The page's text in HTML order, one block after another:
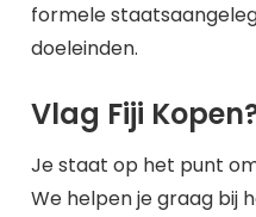
formele
doeleinden.
Vlag Fiji
Je staat op het punt
We helpen je graag bij